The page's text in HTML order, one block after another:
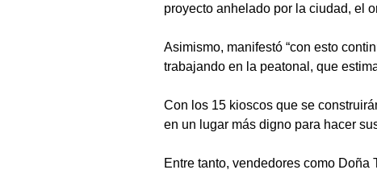
proyecto anhelado por la ciudad, el
Asimismo, manifestó “con esto
trabajando en la peatonal, que
Con los 15 kioscos que se
en un lugar más digno para hacer
Entre tanto, vendedores como